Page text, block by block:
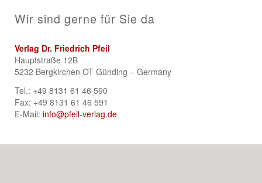
Wir sind gerne für Sie da
Verlag Dr. Friedrich Pfeil
Hauptstraße 12B
5232 Bergkirchen OT Günding – Germany
Tel.: +49 8131 61 46 590
Fax: +49 8131 61 46 591
E-Mail: info@pfeil-verlag.de